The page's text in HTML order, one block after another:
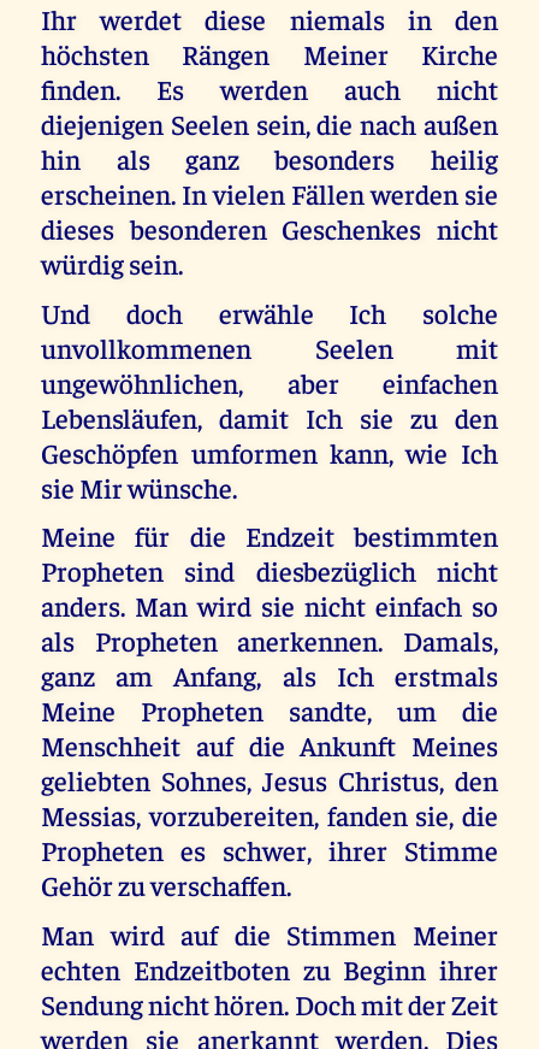
Ihr werdet diese niemals in den
höchsten Rängen Meiner Kirche
finden. Es werden auch nicht
diejenigen Seelen sein, die nach außen
hin als ganz besonders heilig
erscheinen. In vielen Fällen werden sie
dieses besonderen Geschenkes nicht
würdig sein.
Und doch erwähle Ich solche
unvollkommenen Seelen mit
ungewöhnlichen, aber einfachen
Lebensläufen, damit Ich sie zu den
Geschöpfen umformen kann, wie Ich
sie Mir wünsche.
Meine für die Endzeit bestimmten
Propheten sind diesbezüglich nicht
anders. Man wird sie nicht einfach so
als Propheten anerkennen. Damals,
ganz am Anfang, als Ich erstmals
Meine Propheten sandte, um die
Menschheit auf die Ankunft Meines
geliebten Sohnes, Jesus Christus, den
Messias, vorzubereiten, fanden sie, die
Propheten es schwer, ihrer Stimme
Gehör zu verschaffen.
Man wird auf die Stimmen Meiner
echten Endzeitboten zu Beginn ihrer
Sendung nicht hören. Doch mit der Zeit
werden sie anerkannt werden. Dies